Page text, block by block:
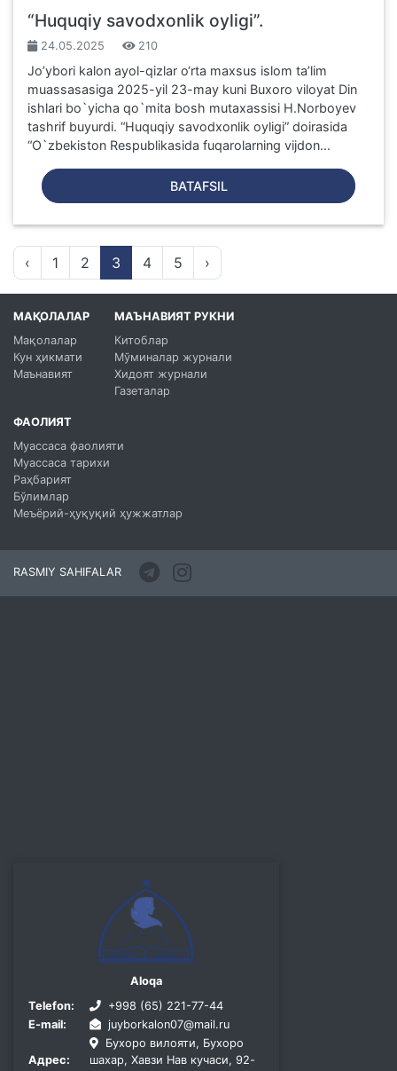
“Huquqiy savodxonlik oyligi”.
24.05.2025 210
Joʼybori kalon ayol-qizlar o‘rta maxsus islom ta’lim
muassasasiga 2025-yil 23-may kuni Buxoro viloyat Din
ishlari bo`yicha qo`mita bosh mutaxassisi H.Norboyev
tashrif buyurdi. “Huquqiy savodxonlik oyligi” doirasida
“O`zbekiston Respublikasida fuqarolarning vijdon...
BATAFSIL
‹ 1 2 3 4 5 ›
МАҚОЛАЛАР
Мақолалар
Кун ҳикмати
Маънавият
МАЪНАВИЯТ РУКНИ
Китоблар
Мўминалар журнали
Хидоят журнали
Газеталар
ФАОЛИЯТ
Муассаса фаолияти
Муассаса тарихи
Раҳбарият
Бўлимлар
Меъёрий-ҳуқуқий ҳужжатлар
RASMIY SAHIFALAR
Aloqa
Telefon:
+998 (65) 221-77-44
E-mail:
juyborkalon07@mail.ru
Адрес:
Бухоро вилояти, Бухоро
шахар, Хавзи Нав кучаси, 92-